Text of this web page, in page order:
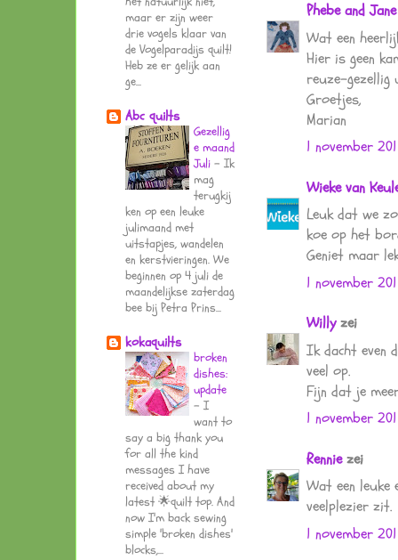
Phebe and Jane
Wat een
Hier is geen
reuze-gezellig
Groetjes,
Marian
1 november
Wieke van
Leuk dat we
koe op het
Geniet maar
1 november
Willyzei
Ik dacht even
veel op.
Fijn dat je
1 november
Renniezei
Wat een leuke
veelplezier zit.
1 november
maar er zijn weer
drie vogels klaar van
de Vogelparadijs quilt!
Heb ze er gelijk aan
ge...
Abc quilts
Gezellig
e maand
Juli - Ik
mag
terugkij
ken op een leuke
julimaand met
uitstapjes, wandelen
en kerstvieringen. We
beginnen op 4 juli de
maandelijkse zaterdag
bee bij Petra Prins...
kokaquilts
broken
dishes:
update
- I
want to
say a big thank you
for all the kind
messages I have
received about my
latest 🌟quilt top. And
now I'm back sewing
simple 'broken dishes'
blocks,...